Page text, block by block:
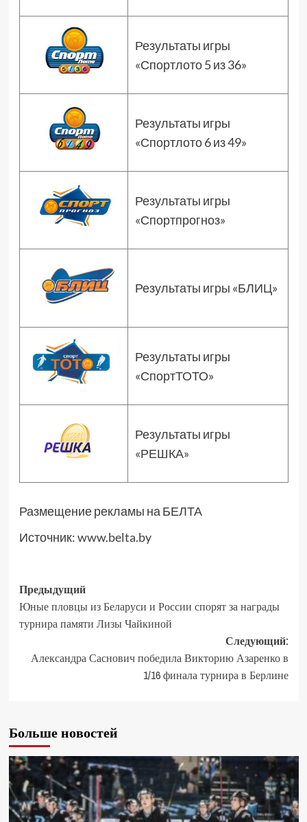
Результаты игры
«Спортлото 5 из 36»
Результаты игры
«Спортлото 6 из 49»
Результаты игры
«Спортпрогноз»
Результаты игры «БЛИЦ»
Результаты игры
«СпортТОТО»
Результаты игры
«РЕШКА»
Размещение рекламы на БЕЛТА
Источник:www.belta.by
Предыдущий
Юные пловцы из Беларуси и России спорят за награды
турнира памяти Лизы Чайкиной
Следующий:
Александра Саснович победила Викторию Азаренко в
1/16 финала турнира в Берлине
Больше новостей